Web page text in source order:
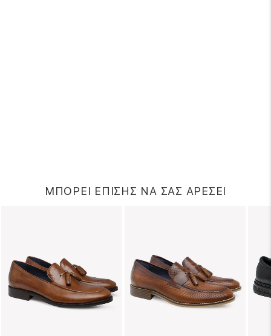
ΜΠΟΡΕΙ ΕΠΙΣΗΣ ΝΑ ΣΑΣ ΑΡΕΣΕΙ